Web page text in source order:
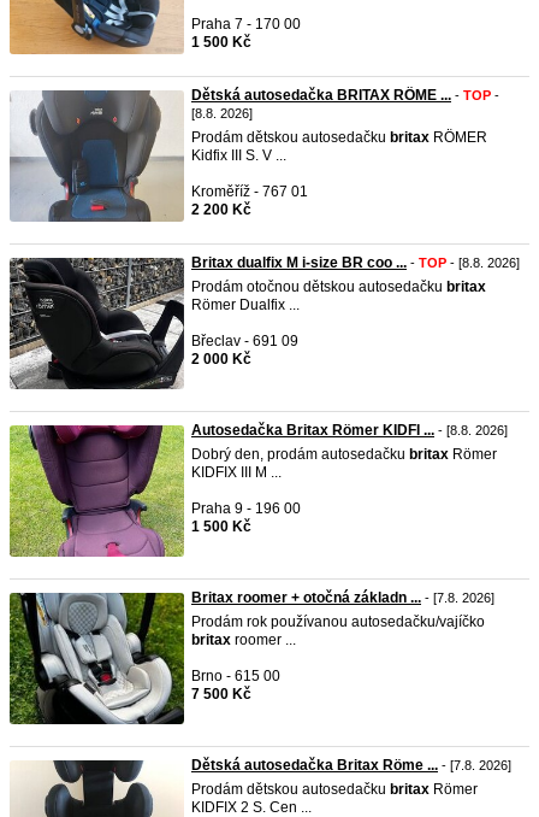
Praha 7 - 170 00
1 500 Kč
Dětská autosedačka BRITAX RÖME ... - TOP -
[8.8. 2026]
Prodám dětskou autosedačku britax RÖMER
Kidfix III S. V ...
Kroměříž - 767 01
2 200 Kč
Britax dualfix M i-size BR coo ... - TOP - [8.8. 2026]
Prodám otočnou dětskou autosedačku britax
Römer Dualfix ...
Břeclav - 691 09
2 000 Kč
Autosedačka Britax Römer KIDFI ... - [8.8. 2026]
Dobrý den, prodám autosedačku britax Römer
KIDFIX III M ...
Praha 9 - 196 00
1 500 Kč
Britax roomer + otočná základn ... - [7.8. 2026]
Prodám rok používanou autosedačku/vajíčko
britax roomer ...
Brno - 615 00
7 500 Kč
Dětská autosedačka Britax Röme ... - [7.8. 2026]
Prodám dětskou autosedačku britax Römer
KIDFIX 2 S. Cen ...